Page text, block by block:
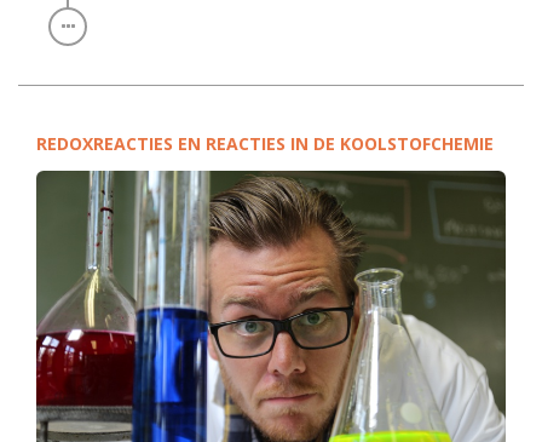
REDOXREACTIES EN REACTIES IN DE KOOLSTOFCHEMIE